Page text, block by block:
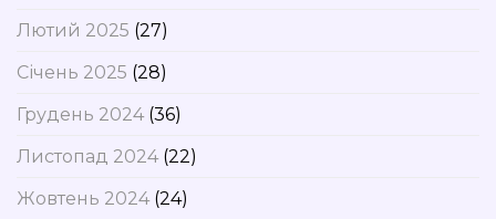
Лютий 2025 (27)
Січень 2025 (28)
Грудень 2024(36)
Листопад 2024(22)
Жовтень 2024(24)